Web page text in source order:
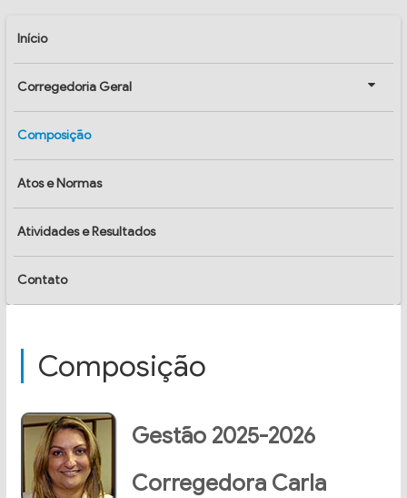
Início
Corregedoria Geral
Composição
Atos e Normas
Atividades e Resultados
Contato
Composição
Gestão 2025-2026
Corregedora Carla